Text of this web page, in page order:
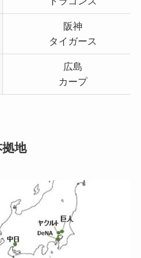
阪神
タイガース
広島
カープ
地